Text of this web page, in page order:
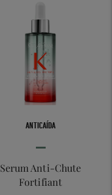
ANTICAÍDA
Serum Anti-Chute
Fortifiant